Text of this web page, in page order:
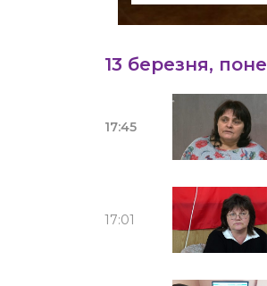
13 березня,
17:45
17:01